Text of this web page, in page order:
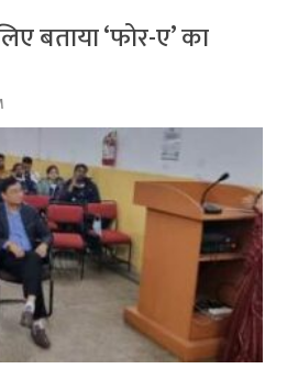
बताया ‘फोर-ए’ का